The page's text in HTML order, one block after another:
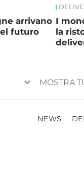
arrivano
futuro
I
la
keyboard_arrow_down MOSTRA
NEWS